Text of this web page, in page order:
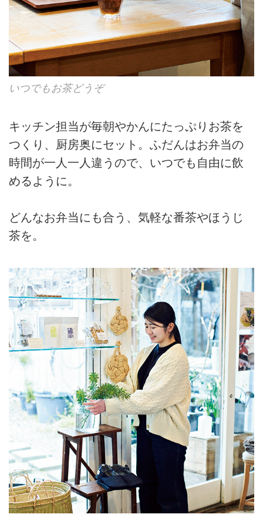
いつでもお茶どうぞ
キッチン担当が毎朝やかんにたっぷりお茶を
つくり、厨房奥にセット。ふだんはお弁当の
時間が一人一人違うので、いつでも自由に飲
めるように。
どんなお弁当にも合う、気軽な番茶やほうじ
茶を。